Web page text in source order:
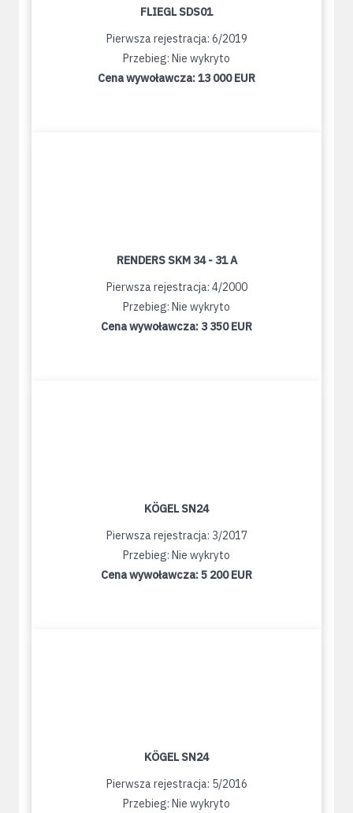
FLIEGL SDS01
Pierwsza rejestracja: 6/2019
Przebieg: Nie wykryto
Cena wywoławcza:13 000 EUR
RENDERS SKM 34 - 31 A
Pierwsza rejestracja: 4/2000
Przebieg: Nie wykryto
Cena wywoławcza: 3 350 EUR
KÖGEL SN24
Pierwsza rejestracja: 3/2017
Przebieg: Nie wykryto
Cena wywoławcza:5 200 EUR
KÖGEL SN24
Pierwsza rejestracja: 5/2016
Przebieg: Nie wykryto